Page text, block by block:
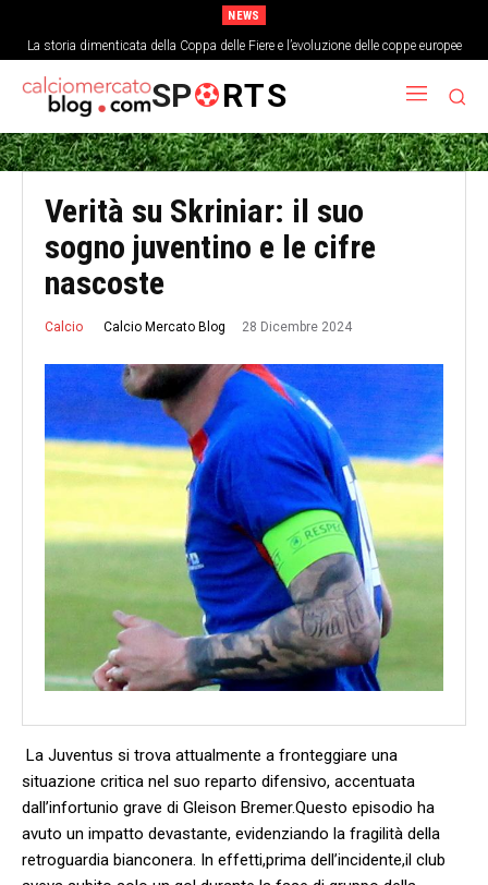
NEWS
La storia dimenticata della Coppa delle Fiere e l’evoluzione delle coppe europee
SP RTS
Verità su Skriniar: il suo
sogno juventino e le cifre
nascoste
Calcio Calcio Mercato Blog 28 Dicembre 2024
⁤ La Juventus​ si trova attualmente a fronteggiare una​
situazione critica nel suo​ reparto difensivo, ​accentuata
‌dall’infortunio grave ​di Gleison Bremer.Questo episodio ha
avuto un impatto devastante, evidenziando la fragilità della
retroguardia bianconera. In effetti,prima dell’incidente,il club